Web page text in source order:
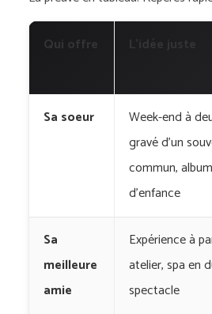
Qui offre
Sa soeur
Week-end à
gravé d’un
commun,
d’enfance
Sa
meilleure
amie
Expérience à
atelier, spa en
spectacle